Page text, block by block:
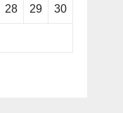
28 29 30